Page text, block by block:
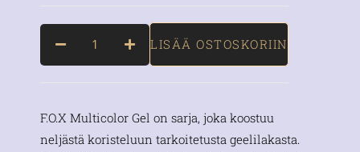
LISÄÄ OSTOSKORIIN
F.O.X Multicolor Gel on sarja, joka koostuu
neljästä koristeluun tarkoitetusta geelilakasta.